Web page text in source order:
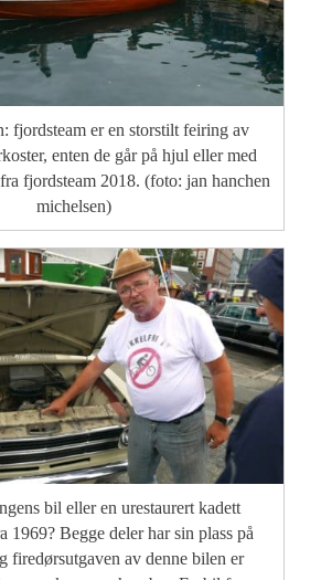
fjordsteam er en storstilt feiring av
enten de går på hjul eller med
fjordsteam 2018. (foto: jan hanchen
michelsen)
bil eller en urestaurert kadett
1969? Begge deler har sin plass på
firedørsutgaven av denne bilen er